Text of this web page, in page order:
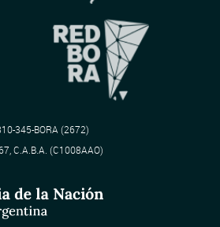
345-BORA (2672)
C.A.B.A. (C1008AAO)